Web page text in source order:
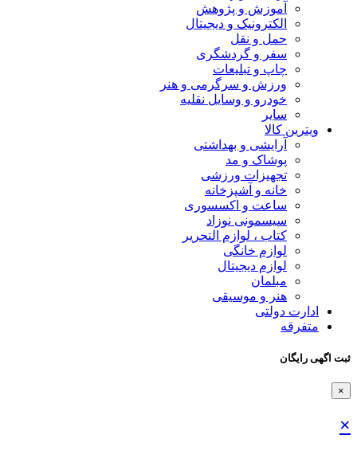
آموزش و پژوهش
الکترونیک و دیجیتال
حمل و نقل
سفر و گردشگری
چاپ و تبلیعات
ورزش و سرگرمی و هنر
خودرو و وسایل نقلیه
سایر
ویترین کالا
آرایشی و بهداشتی
پوشاک و مد
تجهیزات ورزشی
خانه و آشپزخانه
ساعت و اکسسوری
سیسمونی نوزاد
کتاب ، لوازم التحریر
لوازم خانگی
لوازم دیجیتال
مبلمان
هنر و موسیقی
ادارت دولتی
متفرقه
ثبت اگهی رایگان
×
×